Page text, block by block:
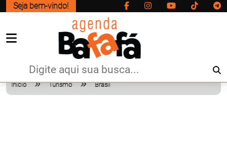
Seja bem-vindo!
Início Turismo Brasil